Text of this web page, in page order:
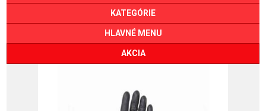
KATEGÓRIE
HLAVNÉ MENU
AKCIA